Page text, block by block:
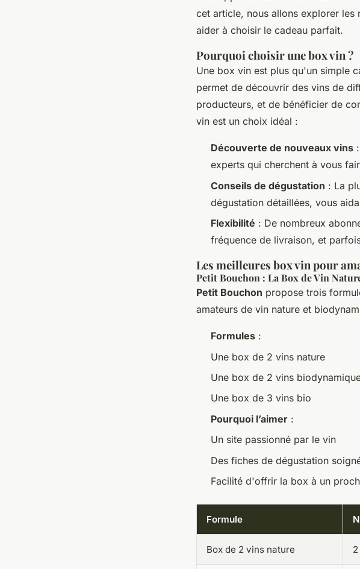
cet article, nous allons explorer
aider à choisir le cadeau parfait.
Pourquoi choisir une box vin ?
Une box vin est plus qu'un simple
permet de découvrir des vins de
producteurs, et de bénéficier de
vin est un choix idéal :
Découverte de nouveaux vins
experts qui cherchent à vous
Conseils de dégustation : La
dégustation détaillées, vous
Flexibilité : De nombreux
fréquence de livraison, et
Les meilleures box vin pour
Petit Bouchon : La Box de Vin
Petit Bouchon propose trois
amateurs de vin nature et
Formules :
Une box de 2 vins nature
Une box de 2 vins
Une box de 3 vins bio
Pourquoi l’aimer :
Un site passionné par le vin
Des fiches de dégustation
Facilité d'offrir la box à un
Formule
Box de 2 vins nature 2